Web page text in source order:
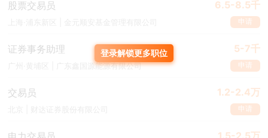
股票交易员 6.5-8.5千
申请
证券事务助理 5-7千
广州·黄埔区 | 广东鑫国源能源有限公司 申请
交易员 1.2-2.4万
申请
1.5-2.5万
登录解锁更多职位